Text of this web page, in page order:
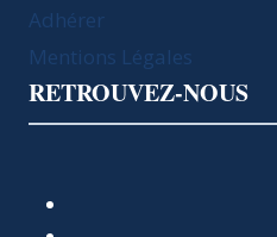
Adhérer
Mentions Légales
RETROUVEZ-NOUS